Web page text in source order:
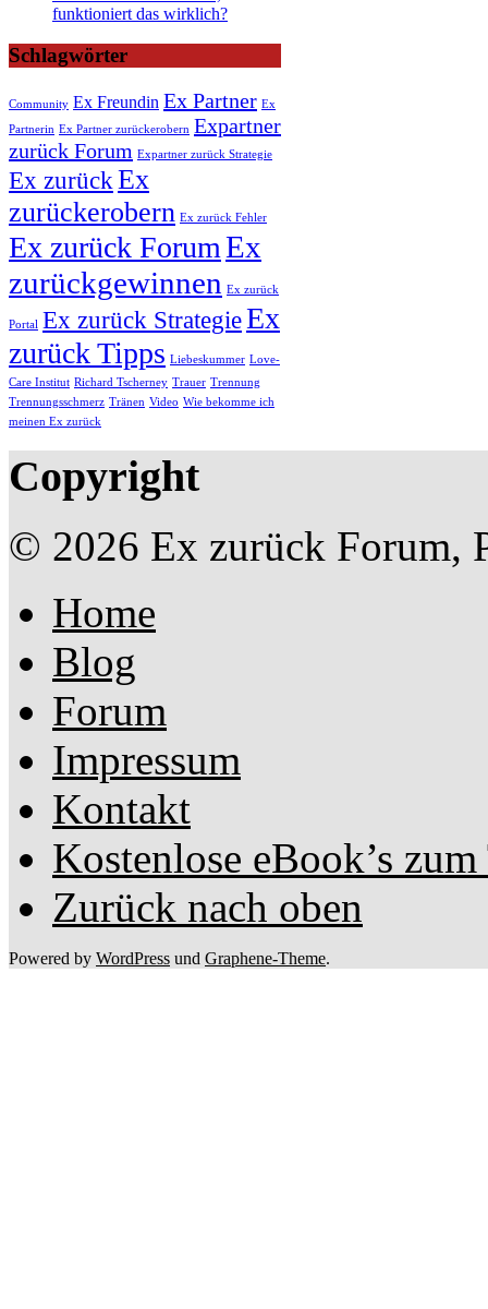
funktioniert das wirklich?
Schlagwörter
Community Ex Freundin Ex Partner Ex
Partnerin Ex Partner zurückerobern Expartner
zurück Forum Expartner zurück Strategie
Ex zurückEx
zurückerobern Ex zurück Fehler
Ex zurück ForumEx
zurückgewinnen Ex zurück
Portal Ex zurück StrategieEx
zurück Tipps Liebeskummer Love-
Care Institut Richard Tscherney Trauer Trennung
Trennungsschmerz Tränen Video Wie bekomme ich
meinen Ex zurück
Copyright
© 2026 Ex zurück Forum,
Home
Blog
Forum
Impressum
Kontakt
Kostenlose eBook’s
Zurück nach oben
Powered by WordPress und Graphene-Theme.